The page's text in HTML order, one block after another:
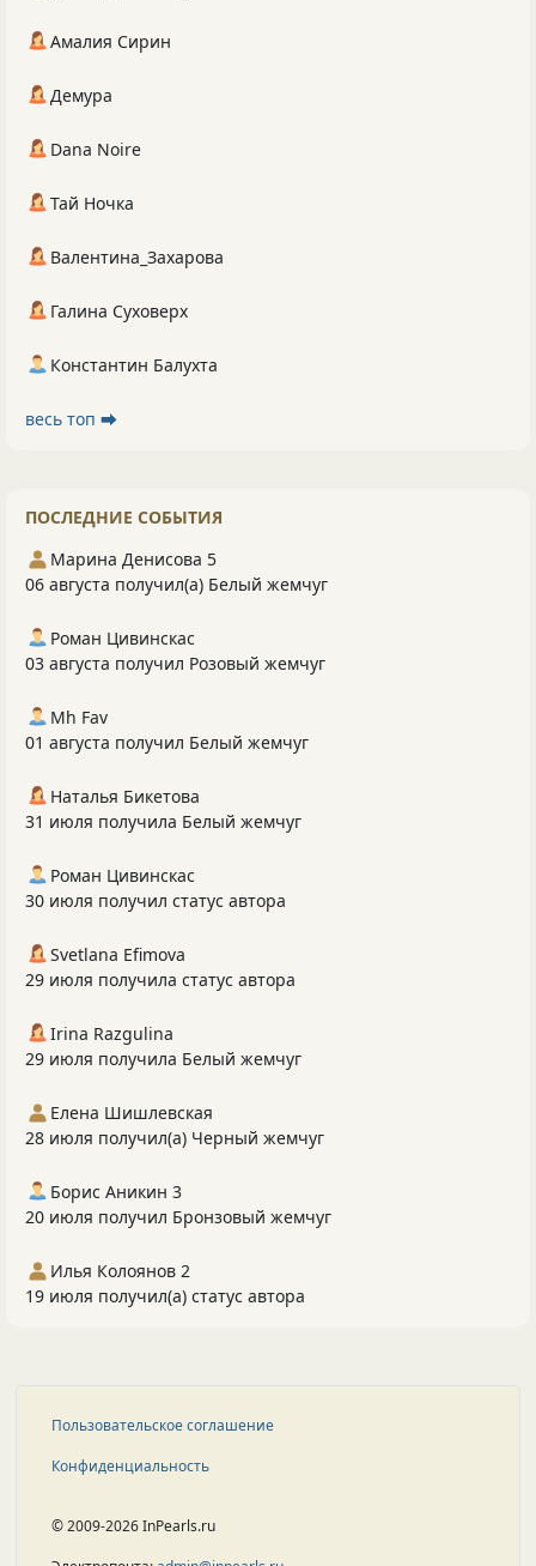
Амалия Сирин
Демура
Dana Noire
Тай Ночка
Валентина_Захарова
Галина Суховерх
Константин Балухта
весь топ ⮕
ПОСЛЕДНИЕ СОБЫТИЯ
Марина Денисова 5
06 августа получил(а) Белый жемчуг
Роман Цивинскас
03 августа получил Розовый жемчуг
Mh Fav
01 августа получил Белый жемчуг
Наталья Бикетова
31 июля получила Белый жемчуг
Роман Цивинскас
30 июля получил статус автора
Svetlana Efimova
29 июля получила статус автора
Irina Razgulina
29 июля получила Белый жемчуг
Елена Шишлевская
28 июля получил(а) Черный жемчуг
Борис Аникин 3
20 июля получил Бронзовый жемчуг
Илья Колоянов 2
19 июля получил(а) статус автора
Пользовательское соглашение
Конфиденциальность
© 2009-2026 InPearls.ru